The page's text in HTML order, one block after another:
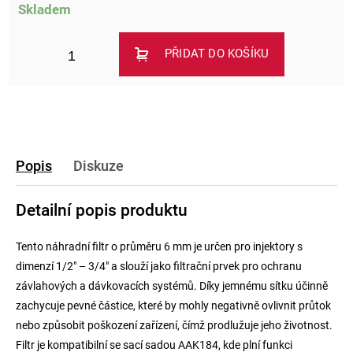
Skladem
PŘIDAT DO KOŠÍKU
Popis Diskuze
Detailní popis produktu
Tento náhradní filtr o průměru 6 mm je určen pro injektory s
dimenzí 1/2" – 3/4" a slouží jako filtrační prvek pro ochranu
závlahových a dávkovacích systémů. Díky jemnému sítku účinně
zachycuje pevné částice, které by mohly negativně ovlivnit průtok
nebo způsobit poškození zařízení, čímž prodlužuje jeho životnost.
Filtr je kompatibilní se sací sadou AAK184, kde plní funkci